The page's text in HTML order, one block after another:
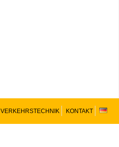
VERKEHRSTECHNIK KONTAKT